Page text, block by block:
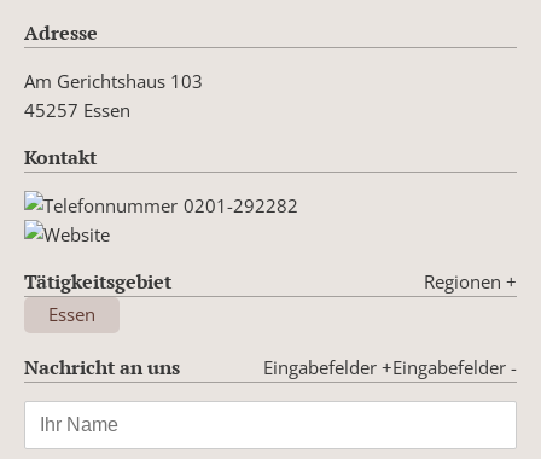
Adresse
Am Gerichtshaus 103
45257 Essen
Kontakt
0201-292282
Tätigkeitsgebiet Regionen +
Essen
Nachricht an uns Eingabefelder -
Eingabefelder +